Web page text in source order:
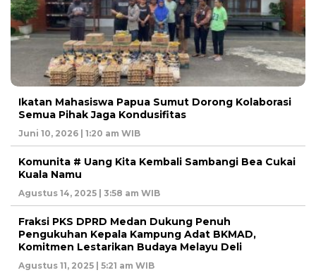
Ikatan Mahasiswa Papua Sumut Dorong Kolaborasi
Semua Pihak Jaga Kondusifitas
Juni 10, 2026 | 1:20 am WIB
Komunita # Uang Kita Kembali Sambangi Bea Cukai
Kuala Namu
Agustus 14, 2025 | 3:58 am WIB
Fraksi PKS DPRD Medan Dukung Penuh
Pengukuhan Kepala Kampung Adat BKMAD,
Komitmen Lestarikan Budaya Melayu Deli
Agustus 11, 2025 | 5:21 am WIB